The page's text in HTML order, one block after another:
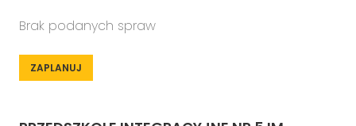
Brak podanych spraw
ZAPLANUJ